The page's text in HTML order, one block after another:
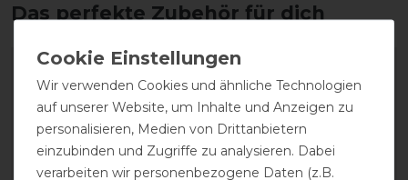
Das perfekte Zubehör für dich
Wir verwenden Cookies und ähnliche Technologien
auf unserer Website, um Inhalte und Anzeigen zu
personalisieren, Medien von Drittanbietern
einzubinden und Zugriffe zu analysieren. Dabei
verarbeiten wir personenbezogene Daten (z.B.